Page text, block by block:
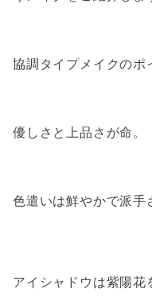
協調タイプメイクのポ
優しさと上品さが命。
色遣いは鮮やかで派手
アイシャドウは紫陽花